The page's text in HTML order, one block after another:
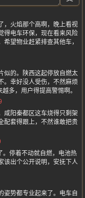
，火焰那个高啊，晚上看视
得电车环保，现在看来风险
望物业赶紧排查其他车，
似的。陕西这起停放自燃太
。幸好没人受伤，不然麻烦
多，用户得提高警惕啊。
咸阳秦都区这车烧得只剩架
配套得跟上，不然谁敢把贵
。停着不动就自燃，电池热
该出个公开说明，安抚下人
姿势都专业起来了。电车自